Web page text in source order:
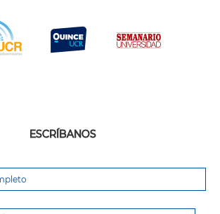
ESCRÍBANOS